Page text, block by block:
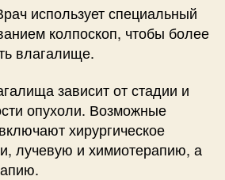
использует специальный
колпоскоп, чтобы более
влагалище.
зависит от стадии и
опухоли. Возможные
хирургическое
лучевую и химиотерапию, а